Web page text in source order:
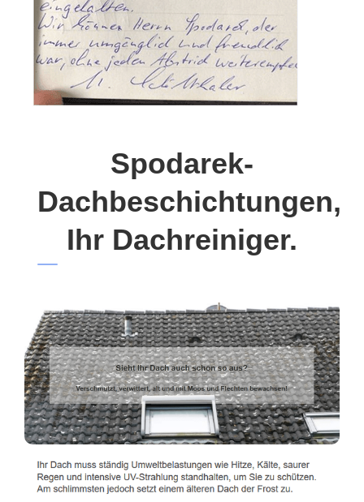
Spodarek-
Dachbeschichtungen,
Ihr Dachreiniger.